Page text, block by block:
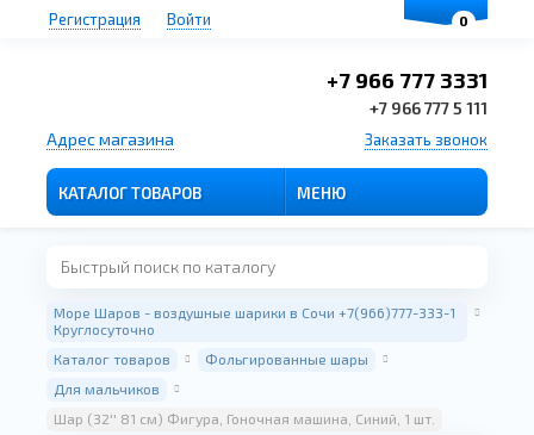
+7 966 777 3331
+7 966 777 5 111
Заказать звонок
Адрес магазина
Регистрация Войти
КАТАЛОГ ТОВАРОВ МЕНЮ
Море Шаров - воздушные шарики в Сочи +7(966)777-333-1
Круглосуточно
Каталог товаров
Фольгированные шары
Для мальчиков
Шар (32'' 81 см) Фигура, Гоночная машина, Синий, 1 шт.
0